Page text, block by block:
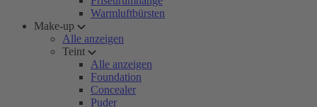
Warmluftbürsten
Make-up
Alle anzeigen
Teint
Alle anzeigen
Foundation
Concealer
Puder